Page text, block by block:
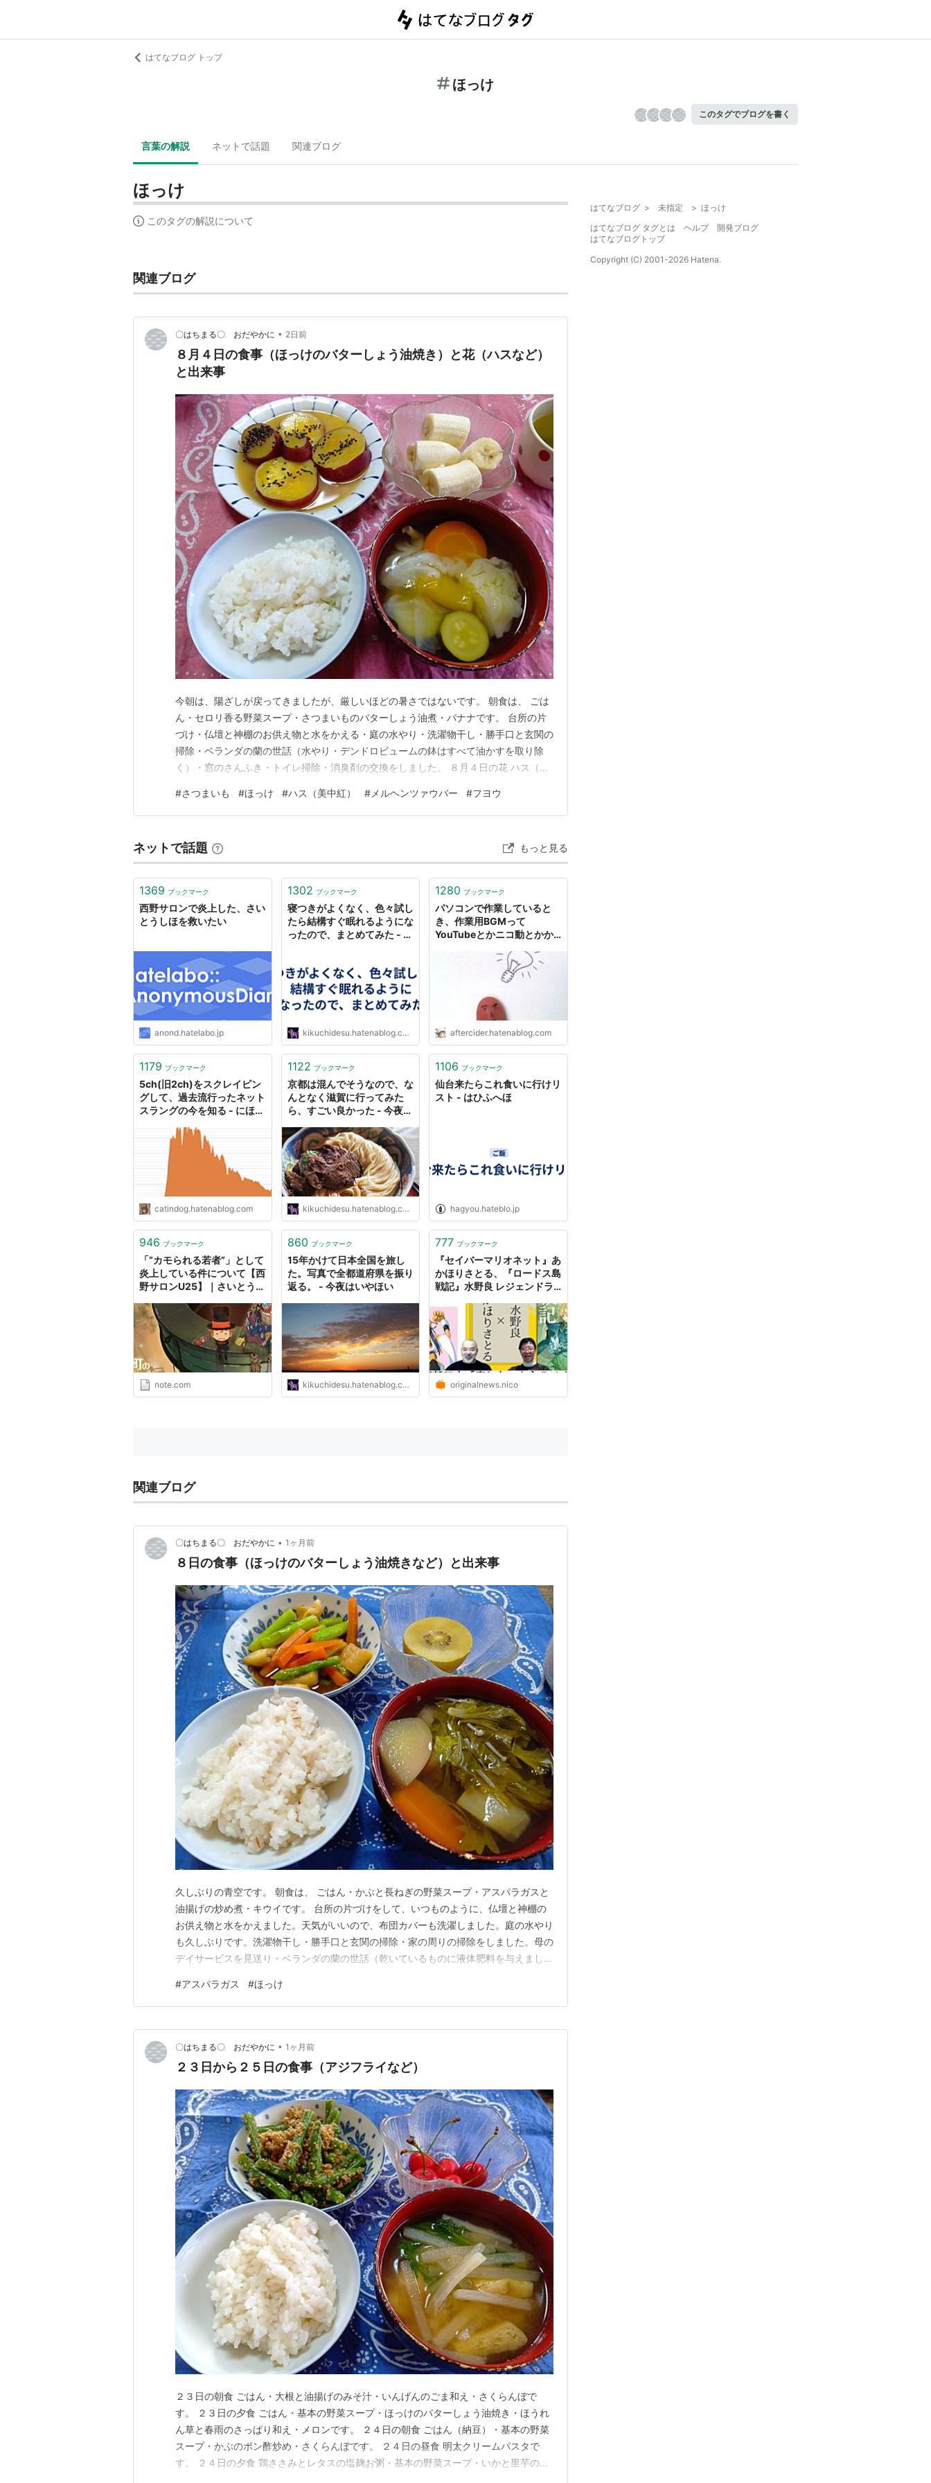
はてなブログ トップ
ほっけ
このタグでブログを書く
言葉の解説 ネットで話題 関連ブログ
ほっけ
このタグの解説について
関連ブログ
〇はちまる〇 おだやかに • 2日前
８月４日の食事（ほっけのバターしょう油焼き）と花（ハスなど）
と出来事
今朝は、陽ざしが戻ってきましたが、厳しいほどの暑さではないです。 朝食は、 ごは
ん・セロリ香る野菜スープ・さつまいものバターしょう油煮・バナナです。 台所の片
づけ・仏壇と神棚のお供え物と水をかえる・庭の水やり・洗濯物干し・勝手口と玄関の
掃除・ベランダの蘭の世話（水やり・デンドロビュームの鉢はすべて油かすを取り除
く）・窓のさんふき・トイレ掃除・消臭剤の交換をしました。 ８月４日の花 ハス（美
２０個目の花の間違いでした。訂正をしました。 今日は、小さいながら、色が濃く出
ていて、きれいだなと思いました。 近くを通った方が、…
#さつまいも #ほっけ #ハス（美中紅） # メルヘンツァウバー #フヨウ
ネットで話題 もっと見る
1369 ブックマーク
西野サロンで炎上した、さい
とうしほを救いたい
anond.hatelabo.jp
1302 ブックマーク
寝つきがよくなく、色々試し
たら結構すぐ眠れるようにな
ったので、まとめてみた - 今
kikuchidesu.hatenablog.com
1280 ブックマーク
パソコンで作業していると
き、作業用BGMって
YouTubeとかニコ動とかか
いいやり方ってないかなって
考えたので、その結論とか、
どんなサービス使ってどんな
体験できるようになったかを
1分くらいで読めるようにし
てみた。 - ほねっとのぶろぐ
aftercider.hatenablog.com
1179 ブックマーク
5ch(旧2ch)をスクレイピン
グして、過去流行ったネット
スラングの今を知る - にほん
catindog.hatenablog.com
1122 ブックマーク
京都は混んでそうなので、な
んとなく滋賀に行ってみた
ら、すごい良かった - 今夜は
kikuchidesu.hatenablog.com
1106 ブックマーク
仙台来たらこれ食いに行けリ
スト - はひふへほ
hagyou.hateblo.jp
946 ブックマーク
「”カモられる若者”」として
炎上している件について【西
野サロンU25】｜さいとうし
note.com
860 ブックマーク
15年かけて日本全国を旅し
た。写真で全都道府県を振り
返る。 - 今夜はいやほい
kikuchidesu.hatenablog.com
777 ブックマーク
『セイバーマリオネット』あ
かほりさとる、『ロードス島
戦記』水野良 レジェンドラ
剣）をしてもらった！ 「フ
ァンタジーは書いたらダメ」
「（初版7万部でも）売れな
いからやめましょう」と言わ
れた時代
originalnews.nico
関連ブログ
〇はちまる〇 おだやかに • 1ヶ月前
８日の食事（ほっけのバターしょう油焼きなど）と出来事
久しぶりの青空です。 朝食は、 ごはん・かぶと長ねぎの野菜スープ・アスパラガスと
油揚げの炒め煮・キウイです。 台所の片づけをして、いつものように、仏壇と神棚の
お供え物と水をかえました。天気がいいので、布団カバーも洗濯しました。庭の水やり
も久しぶりです。洗濯物干し・勝手口と玄関の掃除・家の周りの掃除をしました。母の
デイサービスを見送り・ベランダの蘭の世話（乾いているものに液体肥料を与えまし
け・水拭き）をしました。 昼食は、 簡単和風ボンゴレスパゲティです。今日はコンソ
メの変わりに、レシピ通り、麵つゆを使いました。美味し…
#アスパラガス #ほっけ
〇はちまる〇 おだやかに • 1ヶ月前
２３日から２５日の食事（アジフライなど）
２３日の朝食 ごはん・大根と油揚げのみそ汁・いんげんのごま和え・さくらんぼで
す。 ２３日の夕食 ごはん・基本の野菜スープ・ほっけのバターしょう油焼き・ほうれ
ん草と春雨のさっぱり和え・メロンです。 ２４日の朝食 ごはん（納豆）・基本の野菜
スープ・かぶのポン酢炒め・さくらんぼです。 ２４日の昼食 明太クリームパスタで
す。 ２４日の夕食 鶏ささみとレタスの塩麹お粥・基本の野菜スープ・いかと里芋の煮
はてなブログ > 未指定 > ほっけ
はてなブログ タグとは
ヘルプ
開発ブログ
はてなブログトップ
Copyright (C) 2001-2026 Hatena.